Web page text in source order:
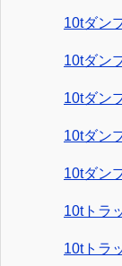
10tダン
10tダン
10tダン
10tダン
10tダン
10tトラ
10tトラ